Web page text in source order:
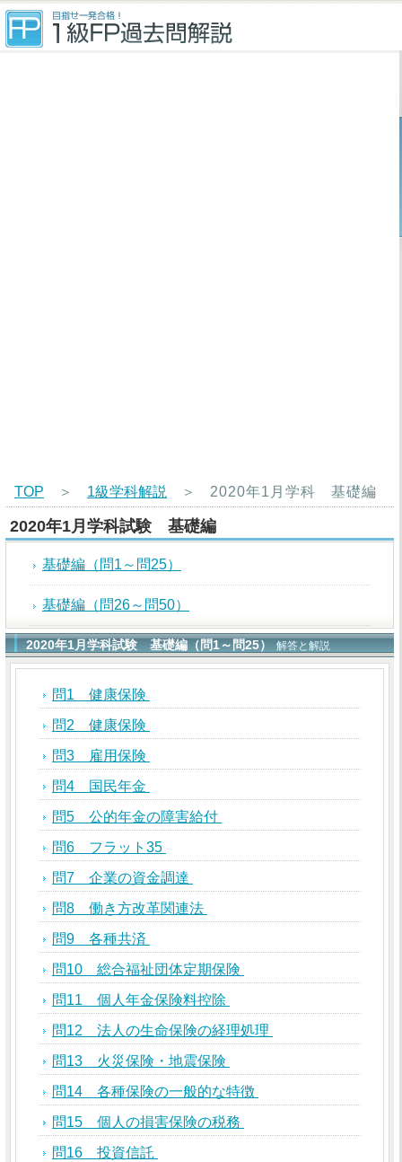
TOP ＞ 1級学科解説 ＞ 2020年1月学科 基礎編
2020年1月学科試験 基礎編
基礎編（問1～問25）
基礎編（問26～問50）
2020年1月学科試験 基礎編（問1～問25） 解答と解説
問1 健康保険
問2 健康保険
問3 雇用保険
問4 国民年金
問5 公的年金の障害給付
問6 フラット35
問7 企業の資金調達
問8 働き方改革関連法
問9 各種共済
問10 総合福祉団体定期保険
問11 個人年金保険料控除
問12 法人の生命保険の経理処理
問13 火災保険・地震保険
問14 各種保険の一般的な特徴
問15 個人の損害保険の税務
問16 投資信託